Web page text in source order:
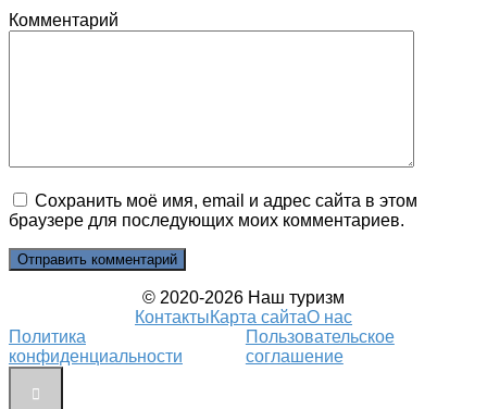
Комментарий
Сохранить моё имя, email и адрес сайта в этом
браузере для последующих моих комментариев.
© 2020-2026 Наш туризм
КонтактыКарта сайтаО нас
Политика
конфиденциальности
Пользовательское
соглашение